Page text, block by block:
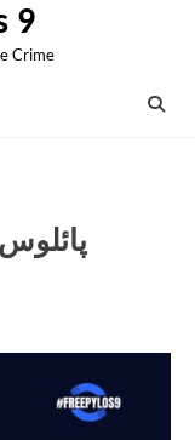
9
Crime